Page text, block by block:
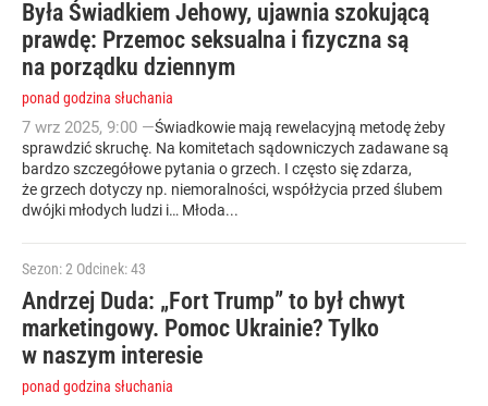
Była Świadkiem Jehowy, ujawnia szokującą
prawdę: Przemoc seksualna i fizyczna są
na porządku dziennym
ponad godzina słuchania
7 wrz 2025, 9:00 —Świadkowie mają rewelacyjną metodę żeby
sprawdzić skruchę. Na komitetach sądowniczych zadawane są
bardzo szczegółowe pytania o grzech. I często się zdarza,
że grzech dotyczy np. niemoralności, współżycia przed ślubem
dwójki młodych ludzi i… Młoda...
Sezon: 2 Odcinek: 43
Andrzej Duda: „Fort Trump” to był chwyt
marketingowy. Pomoc Ukrainie? Tylko
w naszym interesie
ponad godzina słuchania